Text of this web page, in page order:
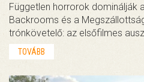
Független horrorok dominálják
Backrooms és a
trónkövetelő: az elsőfilmes
TOVÁBB